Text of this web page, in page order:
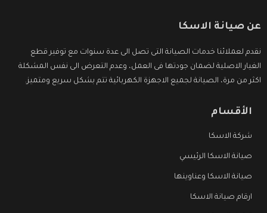
عن صيانة الاسكا
نقدم لعملائنا خدمات الصيانة التى تصل الى عدة سنوات مع توفير قطع
الغيار الاصلية لضمان جودتها فى العمل، وعدم التعرض الى نفس المشكلة
اكثر من مرة، الصيانة لجميع الاجهزة الكهربائية تتم بشكل سريع ومتميز.
الأقسام
شركة الاسكا
صيانة الاسكا الرئيسي
صيانة الاسكا وعناوينها
ارقام صيانة الاسكا